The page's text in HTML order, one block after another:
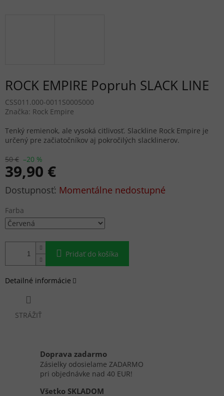
ROCK EMPIRE Popruh SLACK LINE
CSS011.000-0011S0005000
Značka: Rock Empire
50 € –20 %
39,90 €
Jednotková
Momentálne nedostupné
Farba
Pridať do košíka
Tenký remienok, ale vysoká citlivosť. Slackline Rock Empire je
určený pre začiatočníkov aj pokročilých slacklinerov.
Detailné informácie
STRÁŽIŤ
Doprava zadarmo
Zásielky odosielame ZADARMO
pri objednávke nad 40 EUR!
Všetko SKLADOM